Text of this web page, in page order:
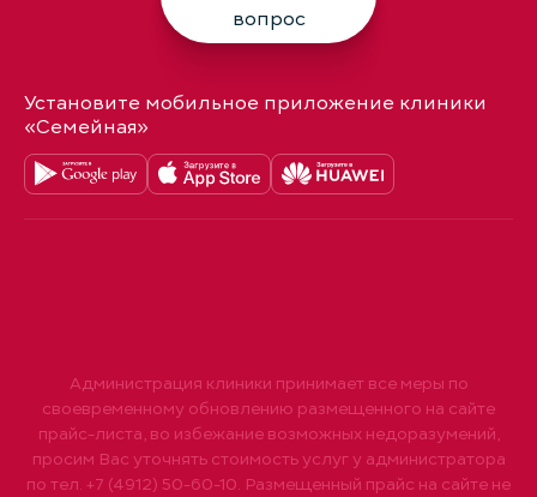
вопрос
Установите мобильное приложение клиники
«Семейная»
Администрация клиники принимает все меры по
своевременному обновлению размещенного на сайте
прайс-листа, во избежание возможных недоразумений,
просим Вас уточнять стоимость услуг у администратора
по тел. +7 (4912) 50-60-10. Размещенный прайс на сайте не